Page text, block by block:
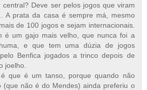
central? Deve ser pelos jogos que viram
A prata da casa é sempre má, mesmo
de 100 jogos e sejam internacionais.
é um gajo mais velho, que nunca foi a
e que tem uma dúzia de jogos
Benfica jogados a trinco depois de
joelho.
que é um tanso, porque quando não
(que não é do Mendes) ainda preferiu o